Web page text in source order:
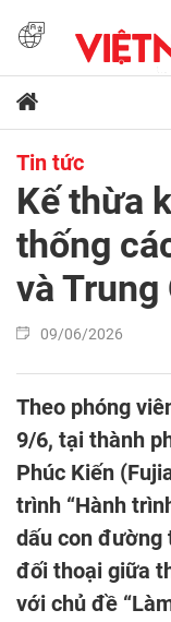
Tin tức
Kế thừa
thống
và Trung
09/06/2026
Theo phóng
9/6, tại thành
Phúc Kiến
trình “Hành
dấu con đường
đối thoại giữa
với chủ đề